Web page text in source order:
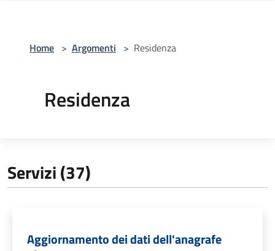
Home > Argomenti > Residenza
Residenza
Servizi (37)
Aggiornamento dei dati dell'anagrafe